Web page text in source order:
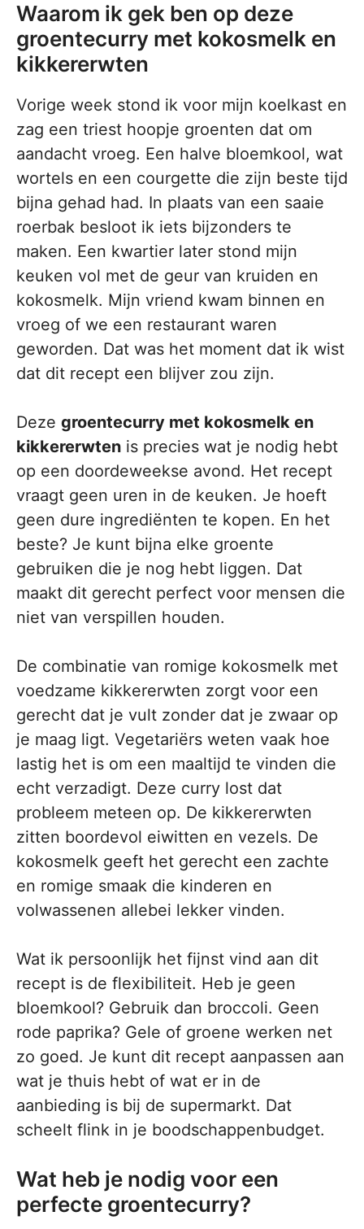
Waarom ik gek ben op deze
groentecurry met kokosmelk en
kikkererwten
Vorige week stond ik voor mijn koelkast en
zag een triest hoopje groenten dat om
aandacht vroeg. Een halve bloemkool, wat
wortels en een courgette die zijn beste tijd
bijna gehad had. In plaats van een saaie
roerbak besloot ik iets bijzonders te
maken. Een kwartier later stond mijn
keuken vol met de geur van kruiden en
kokosmelk. Mijn vriend kwam binnen en
vroeg of we een restaurant waren
geworden. Dat was het moment dat ik wist
dat dit recept een blijver zou zijn.
Deze groentecurry met kokosmelk en
kikkererwten is precies wat je nodig hebt
op een doordeweekse avond. Het recept
vraagt geen uren in de keuken. Je hoeft
geen dure ingrediënten te kopen. En het
beste? Je kunt bijna elke groente
gebruiken die je nog hebt liggen. Dat
maakt dit gerecht perfect voor mensen die
niet van verspillen houden.
De combinatie van romige kokosmelk met
voedzame kikkererwten zorgt voor een
gerecht dat je vult zonder dat je zwaar op
je maag ligt. Vegetariërs weten vaak hoe
lastig het is om een maaltijd te vinden die
echt verzadigt. Deze curry lost dat
probleem meteen op. De kikkererwten
zitten boordevol eiwitten en vezels. De
kokosmelk geeft het gerecht een zachte
en romige smaak die kinderen en
volwassenen allebei lekker vinden.
Wat ik persoonlijk het fijnst vind aan dit
recept is de flexibiliteit. Heb je geen
bloemkool? Gebruik dan broccoli. Geen
rode paprika? Gele of groene werken net
zo goed. Je kunt dit recept aanpassen aan
wat je thuis hebt of wat er in de
aanbieding is bij de supermarkt. Dat
scheelt flink in je boodschappenbudget.
Wat heb je nodig voor een
perfecte groentecurry?